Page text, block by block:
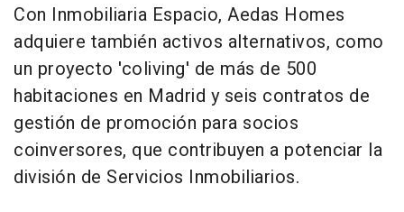
Con Inmobiliaria Espacio, Aedas Homes
adquiere también activos alternativos, como
un proyecto 'coliving' de más de 500
habitaciones en Madrid y seis contratos de
gestión de promoción para socios
coinversores, que contribuyen a potenciar la
división de Servicios Inmobiliarios.